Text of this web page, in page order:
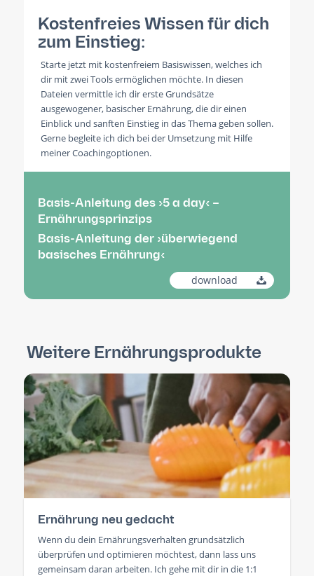
Kostenfreies Wissen für dich
zum Einstieg:
Starte jetzt mit kostenfreiem Basiswissen, welches ich
dir mit zwei Tools ermöglichen möchte. In diesen
Dateien vermittle ich dir erste Grundsätze
ausgewogener, basischer Ernährung, die dir einen
Einblick und sanften Einstieg in das Thema geben sollen.
Gerne begleite ich dich bei der Umsetzung mit Hilfe
meiner Coachingoptionen.
Basis-Anleitung des ›5 a day‹ –
Ernährungsprinzips
Basis-Anleitung der ›überwiegend
basisches Ernährung‹
download
Weitere Ernährungsprodukte
Ernährung neu gedacht
Wenn du dein Ernährungsverhalten grundsätzlich
überprüfen und optimieren möchtest, dann lass uns
gemeinsam daran arbeiten. Ich gehe mit dir in die 1:1